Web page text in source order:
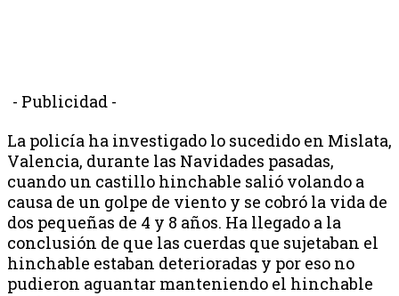
- Publicidad -
La policía ha investigado lo sucedido en Mislata,
Valencia, durante las Navidades pasadas,
cuando un castillo hinchable salió volando a
causa de un golpe de viento y se cobró la vida de
dos pequeñas de 4 y 8 años. Ha llegado a la
conclusión de que las cuerdas que sujetaban el
hinchable estaban deterioradas y por eso no
pudieron aguantar manteniendo el hinchable